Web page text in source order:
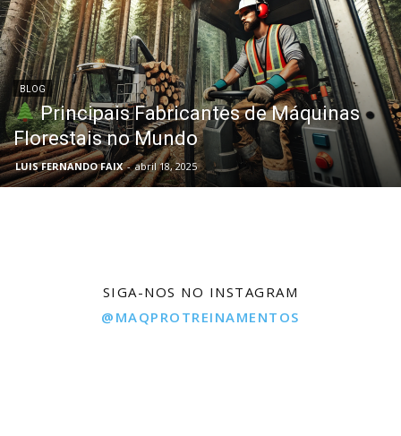
BLOG
Principais Fabricantes de Máquinas
Florestais no Mundo
LUIS FERNANDO FAIX - abril 18, 2025
SIGA-NOS NO INSTAGRAM
@MAQPROTREINAMENTOS